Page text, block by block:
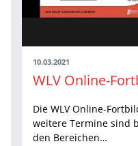
10.03.2021
Die WLV Online-
weitere Termine sind
den Bereichen…